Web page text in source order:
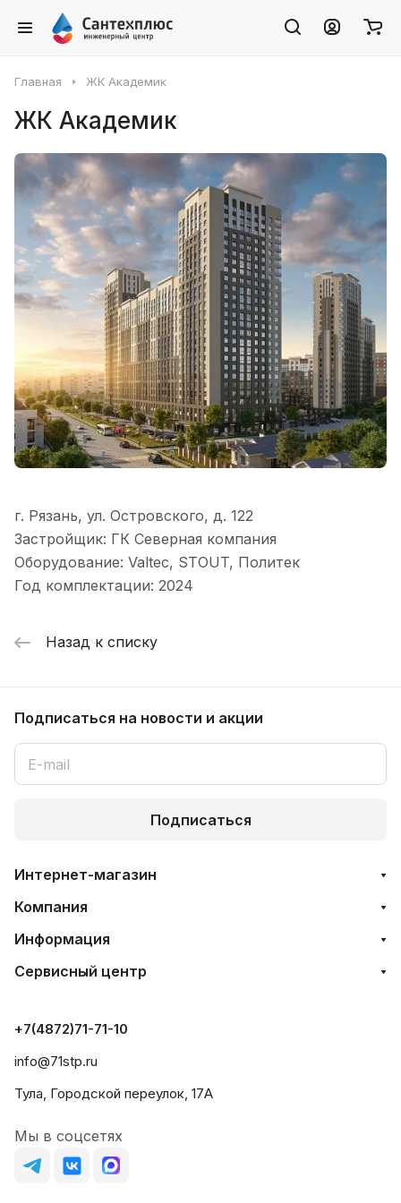
Главная ЖК Академик
ЖК Академик
г. Рязань, ул. Островского, д. 122
Застройщик: ГК Северная компания
Оборудование: Valtec, STOUT, Политек
Год комплектации: 2024
Назад к списку
Подписаться на новости и акции
Подписаться
Интернет-магазин
Компания
Информация
Сервисный центр
+7(4872)71-71-10
info@71stp.ru
Тула, Городской переулок, 17А
Мы в соцсетях